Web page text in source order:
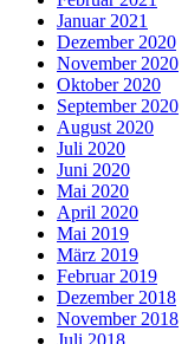
Januar 2021
Dezember 2020
November 2020
Oktober 2020
September 2020
August 2020
Juli 2020
Juni 2020
Mai 2020
April 2020
Mai 2019
März 2019
Februar 2019
Dezember 2018
November 2018
Juli 2018